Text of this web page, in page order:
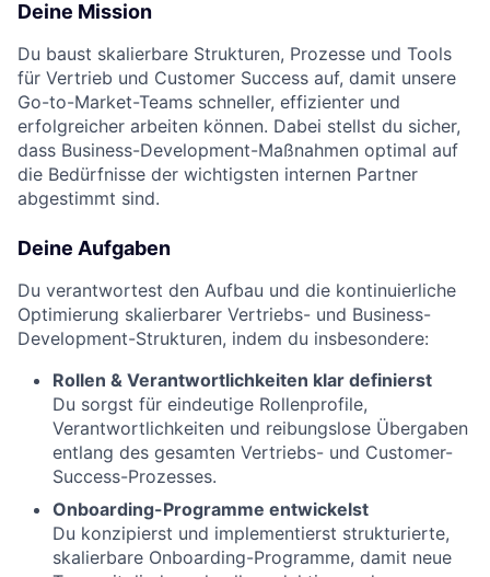
Deine Mission
Du baust skalierbare Strukturen, Prozesse und Tools
für Vertrieb und Customer Success auf, damit unsere
Go-to-Market-Teams schneller, effizienter und
erfolgreicher arbeiten können. Dabei stellst du sicher,
dass Business-Development-Maßnahmen optimal auf
die Bedürfnisse der wichtigsten internen Partner
abgestimmt sind.
Deine Aufgaben
Du verantwortest den Aufbau und die kontinuierliche
Optimierung skalierbarer Vertriebs- und Business-
Development-Strukturen, indem du insbesondere:
Rollen & Verantwortlichkeiten klar definierst
Du sorgst für eindeutige Rollenprofile,
Verantwortlichkeiten und reibungslose Übergaben
entlang des gesamten Vertriebs- und Customer-
Success-Prozesses.
Onboarding-Programme entwickelst
Du konzipierst und implementierst strukturierte,
skalierbare Onboarding-Programme, damit neue